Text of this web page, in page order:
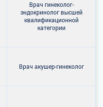
Врач гинеколог-
эндокринолог высшей
квалификационной
категории
Врач акушер-гинеколог